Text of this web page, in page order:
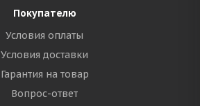
Покупателю
Условия оплаты
Условия доставки
Гарантия на товар
Вопрос-ответ